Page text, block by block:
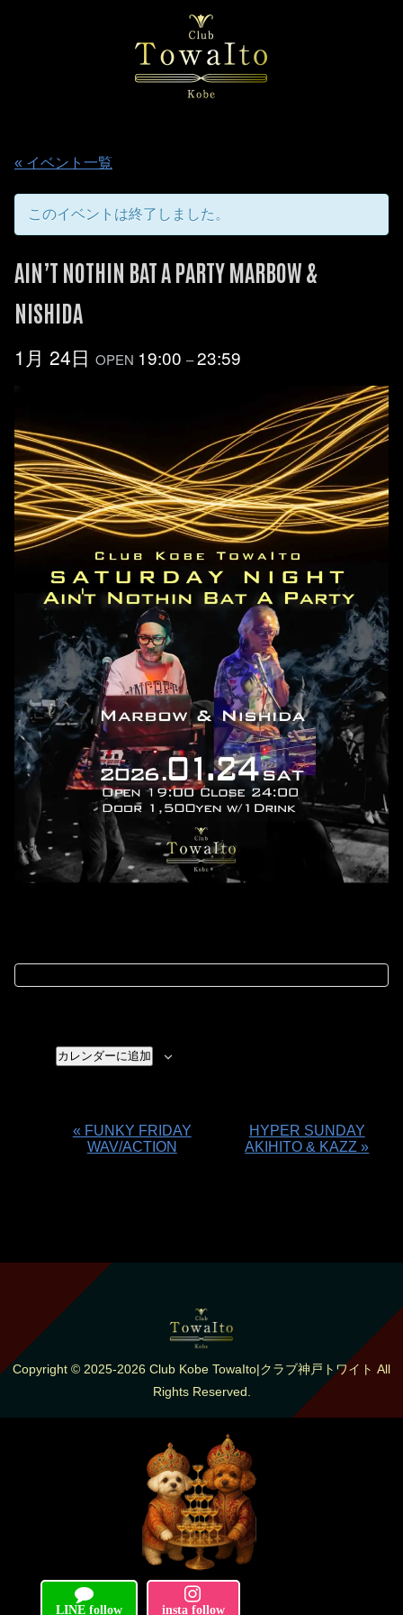
« イベント一覧
このイベントは終了しました。
AIN’T NOTHIN BAT A PARTY MARBOW &
NISHIDA
1月 24日 OPEN 19:00 –23:59
カレンダーに追加
ナ
ー
« FUNKY FRIDAY
WAV/ACTION
HYPER SUNDAY
AKIHITO & KAZZ»
LINE follow insta follow
Copyright © 2025-2026 Club Kobe TowaIto|クラブ神戸トワイト All
Rights Reserved.